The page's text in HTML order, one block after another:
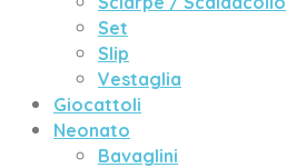
Set
Slip
Vestaglia
Giocattoli
Neonato
Bavaglini